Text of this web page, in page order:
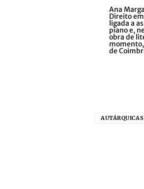
Ana
Direito
ligada a
piano e,
obra de
de
AUTÁRQUICAS